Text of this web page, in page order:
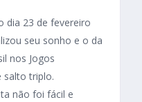
dia 23 de fevereiro
seu sonho e o da
nos Jogos
salto triplo.
não foi fácil e